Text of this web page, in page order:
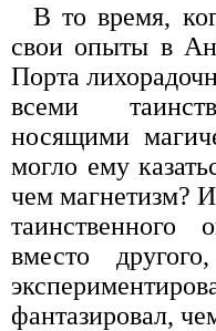
В то время,
свои опыты в
Порта
всеми
носящими
могло ему
чем магнетизм?
вместо
фантазировал,